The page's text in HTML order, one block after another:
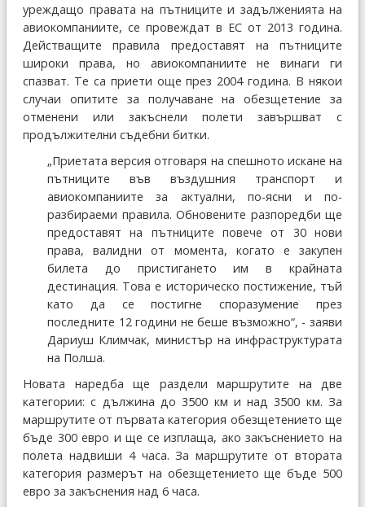
уреждащо правата на пътниците и задълженията на
авиокомпаниите, се провеждат в ЕС от 2013 година.
Действащите правила предоставят на пътниците
широки права, но авиокомпаниите не винаги ги
спазват. Те са приети още през 2004 година. В някои
случаи опитите за получаване на обезщетение за
отменени или закъснели полети завършват с
продължителни съдебни битки.
„Приетата версия отговаря на спешното искане на
пътниците във въздушния транспорт и
авиокомпаниите за актуални, по-ясни и по-
разбираеми правила. Обновените разпоредби ще
предоставят на пътниците повече от 30 нови
права, валидни от момента, когато е закупен
билета до пристигането им в крайната
дестинация. Това е историческо постижение, тъй
като да се постигне споразумение през
последните 12 години не беше възможно“, - заяви
Дариуш Климчак, министър на инфраструктурата
на Полша.
Новата наредба ще раздели маршрутите на две
категории: с дължина до 3500 км и над 3500 км. За
маршрутите от първата категория обезщетението ще
бъде 300 евро и ще се изплаща, ако закъснението на
полета надвиши 4 часа. За маршрутите от втората
категория размерът на обезщетението ще бъде 500
евро за закъснения над 6 часа.